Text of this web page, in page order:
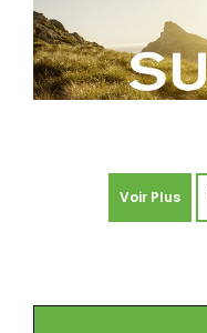
Voir Plus